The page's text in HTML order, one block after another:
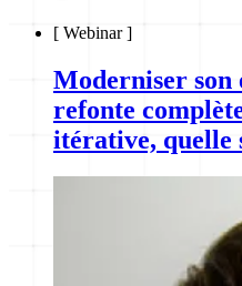
[ Webinar]
Moderniser son
refonte
itérative, quelle